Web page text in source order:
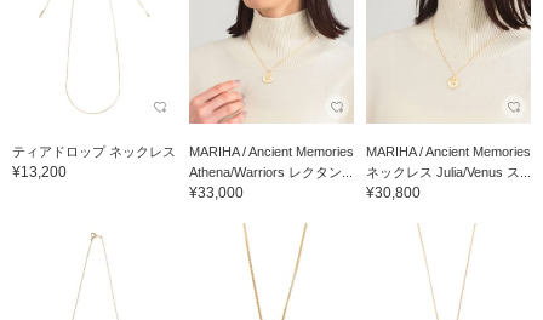
ティアドロップ ネックレス
¥13,200
MARIHA / Ancient Memories
Athena/Warriors レクタン...
¥33,000
MARIHA / Ancient Memories
ネックレス Julia/Venus ス...
¥30,800